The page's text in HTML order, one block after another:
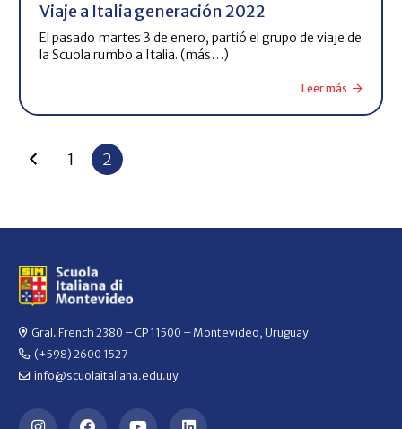
Viaje a Italia generación 2022
El pasado martes 3 de enero, partió el grupo de viaje de
la Scuola rumbo a Italia. (más…)
Leer más
1 2
Gral. French 2380 – CP 11500 – Montevideo, Uruguay
(+598) 2600 1527
info@scuolaitaliana.edu.uy